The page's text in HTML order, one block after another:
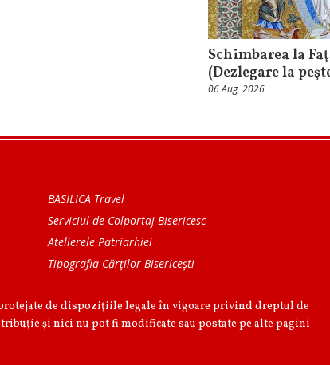
Schimbarea la
(Dezlegare la
06 Aug, 2026
BASILICA Travel
Serviciul de Colportaj Bisericesc
Atelierele Patriarhiei
Tipografia Cărţilor Bisericeşti
de dispoziţiile legale în vigoare privind dreptul de
şi nici nu pot fi modificate sau postate pe alte pagini